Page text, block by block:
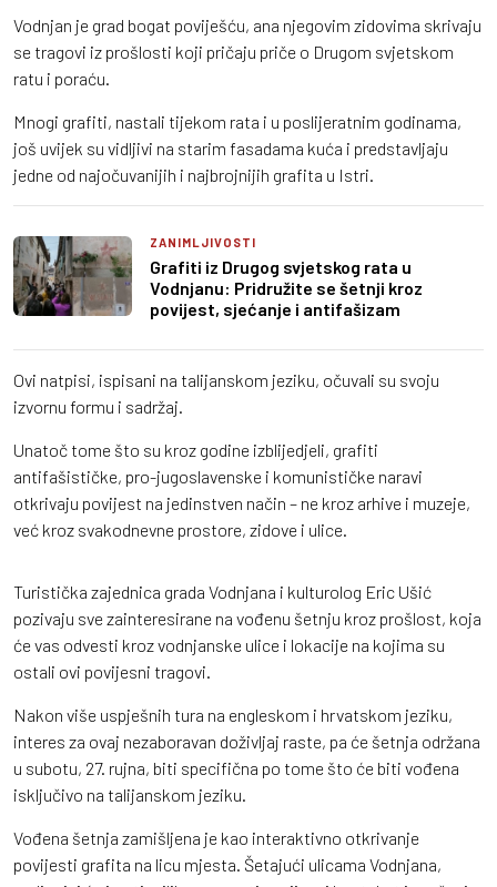
Vodnjan je grad bogat poviješću, ana njegovim zidovima skrivaju
se tragovi iz prošlosti koji pričaju priče o Drugom svjetskom
ratu i poraću.
Mnogi grafiti, nastali tijekom rata i u poslijeratnim godinama,
još uvijek su vidljivi na starim fasadama kuća i predstavljaju
jedne od najočuvanijih i najbrojnijih grafita u Istri.
ZANIMLJIVOSTI
Grafiti iz Drugog svjetskog rata u
Vodnjanu: Pridružite se šetnji kroz
povijest, sjećanje i antifašizam
Ovi natpisi, ispisani na talijanskom jeziku, očuvali su svoju
izvornu formu i sadržaj.
Unatoč tome što su kroz godine izblijedjeli, grafiti
antifašističke, pro-jugoslavenske i komunističke naravi
otkrivaju povijest na jedinstven način – ne kroz arhive i muzeje,
već kroz svakodnevne prostore, zidove i ulice.
Turistička zajednica grada Vodnjana i kulturolog Eric Ušić
pozivaju sve zainteresirane na vođenu šetnju kroz prošlost, koja
će vas odvesti kroz vodnjanske ulice i lokacije na kojima su
ostali ovi povijesni tragovi.
Nakon više uspješnih tura na engleskom i hrvatskom jeziku,
interes za ovaj nezaboravan doživljaj raste, pa će šetnja održana
u subotu, 27. rujna, biti specifična po tome što će biti vođena
isključivo na talijanskom jeziku.
Vođena šetnja zamišljena je kao interaktivno otkrivanje
povijesti grafita na licu mjesta. Šetajući ulicama Vodnjana,